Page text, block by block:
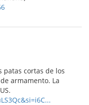
patas cortas de los
armamento. La